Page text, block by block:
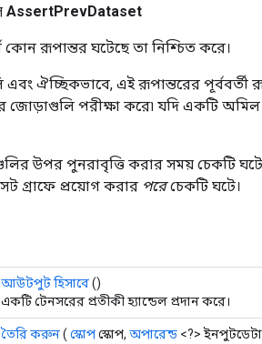
AssertPrevDataset
কোন রূপান্তর ঘটেছে তা নিশ্চিত করে।
ঐচ্ছিকভাবে, এই রূপান্তরের পূর্ববর্তী
জোড়াগুলি পরীক্ষা করে৷ যদি একটি
উপর পুনরাবৃত্তি করার সময় চেকটি
গ্রাফে প্রয়োগ করার পরেচেকটি ঘটে।
আউটপুট হিসাবে()
একটি টেনসরের প্রতীকী হ্যান্ডেল প্রদান করে।
তৈরি করুন( স্কোপস্কোপ, অপারেন্ড <?>